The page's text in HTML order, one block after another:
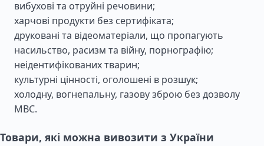
вибухові та отруйні речовини;
харчові продукти без сертифіката;
друковані та відеоматеріали, що пропагують
насильство, расизм та війну, порнографію;
неідентифікованих тварин;
культурні цінності, оголошені в розшук;
холодну, вогнепальну, газову зброю без дозволу
МВС.
Товари, які можна вивозити з України